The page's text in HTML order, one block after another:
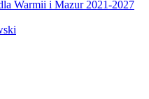
Warmii i Mazur 2021-2027